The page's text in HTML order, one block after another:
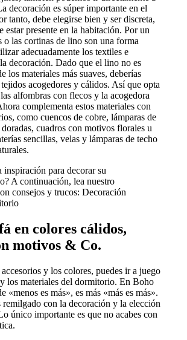
decoración es súper importante en el
tanto, debe elegirse bien y ser discreta,
estar presente en la habitación. Por un
o las cortinas de lino son una forma
adecuadamente los textiles e
decoración. Dado que el lino no es
los materiales más suaves, deberías
acogedores y cálidos. Así que opta
alfombras con flecos y la acogedora
complementa estos materiales con
como cuencos de cobre, lámparas de
doradas, cuadros con motivos florales u
sencillas, velas y lámparas de techo
inspiración para decorar su
A continuación, lea nuestro
consejos y trucos:Decoración
en colores cálidos,
motivos & Co.
y los colores, puedes ir a juego
los materiales del dormitorio. En Boho
«menos es más», es más «más es más».
remilgado con la decoración y la elección
único importante es que no acabes con